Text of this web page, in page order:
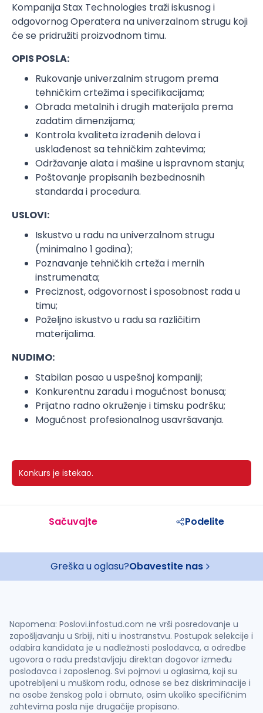
Kompanija Stax Technologies traži iskusnog i
odgovornog Operatera na univerzalnom strugu koji
će se pridružiti proizvodnom timu.
OPIS POSLA:
Rukovanje univerzalnim strugom prema
tehničkim crtežima i specifikacijama;
Obrada metalnih i drugih materijala prema
zadatim dimenzijama;
Kontrola kvaliteta izrađenih delova i
usklađenost sa tehničkim zahtevima;
Održavanje alata i mašine u ispravnom stanju;
Poštovanje propisanih bezbednosnih
standarda i procedura.
USLOVI:
Iskustvo u radu na univerzalnom strugu
(minimalno 1 godina);
Poznavanje tehničkih crteža i mernih
instrumenata;
Preciznost, odgovornost i sposobnost rada u
timu;
Poželjno iskustvo u radu sa različitim
materijalima.
NUDIMO:
Stabilan posao u uspešnoj kompaniji;
Konkurentnu zaradu i mogućnost bonusa;
Prijatno radno okruženje i timsku podršku;
Mogućnost profesionalnog usavršavanja.
Konkurs je istekao.
Sačuvajte Podelite
Greška u oglasu?Obavestite nas
Napomena: Poslovi.infostud.com ne vrši posredovanje u
zapošljavanju u Srbiji, niti u inostranstvu. Postupak selekcije i
odabira kandidata je u nadležnosti poslodavca, a odredbe
ugovora o radu predstavljaju direktan dogovor između
poslodavca i zaposlenog. Svi pojmovi u oglasima, koji su
upotrebljeni u muškom rodu, odnose se bez diskriminacije i
na osobe ženskog pola i obrnuto, osim ukoliko specifičnim
zahtevima posla nije drugačije propisano.